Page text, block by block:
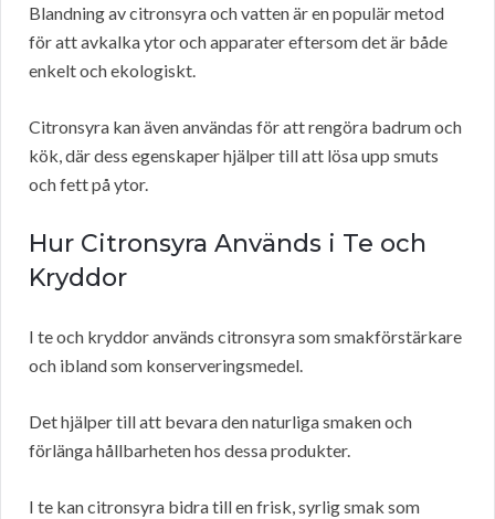
Blandning av citronsyra och vatten är en populär metod
för att avkalka ytor och apparater eftersom det är både
enkelt och ekologiskt.
Citronsyra kan även användas för att rengöra badrum och
kök, där dess egenskaper hjälper till att lösa upp smuts
och fett på ytor.
Hur Citronsyra Används i Te och
Kryddor
I te och kryddor används citronsyra som smakförstärkare
och ibland som konserveringsmedel.
Det hjälper till att bevara den naturliga smaken och
förlänga hållbarheten hos dessa produkter.
I te kan citronsyra bidra till en frisk, syrlig smak som